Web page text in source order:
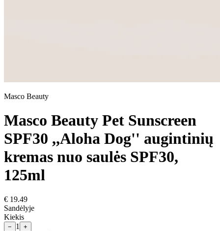
Masco Beauty
Masco Beauty Pet Sunscreen
SPF30 ,,Aloha Dog'' augintinių
kremas nuo saulės SPF30,
125ml
€ 19.49
Sandėlyje
Kiekis
− 1
+